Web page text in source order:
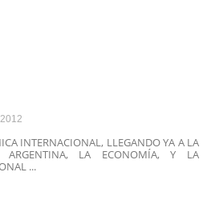
INTERNACIONAL, LLEGANDO YA A LA
LA ECONOMÍA, Y LA
...